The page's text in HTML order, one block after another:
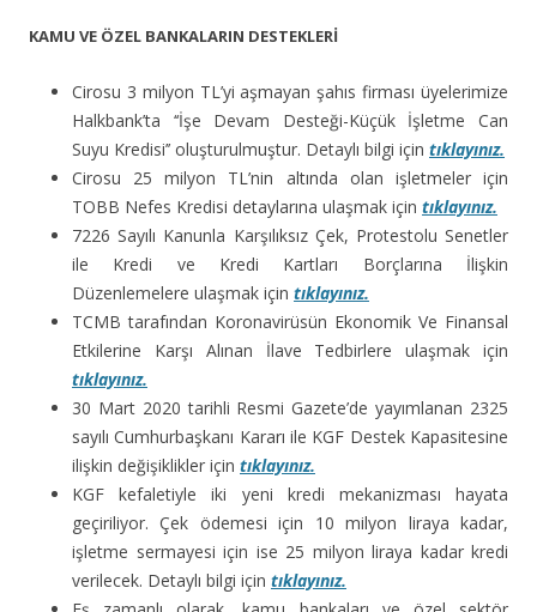
KAMU VE ÖZEL BANKALARIN DESTEKLERİ
Cirosu 3 milyon TL’yi aşmayan şahıs firması üyelerimize
Halkbank’ta ‘‘İşe Devam Desteği-Küçük İşletme Can
Suyu Kredisi’’ oluşturulmuştur. Detaylı bilgi için tıklayınız.
Cirosu 25 milyon TL’nin altında olan işletmeler için
TOBB Nefes Kredisi detaylarına ulaşmak için tıklayınız.
7226 Sayılı Kanunla Karşılıksız Çek, Protestolu Senetler
ile Kredi ve Kredi Kartları Borçlarına İlişkin
Düzenlemelere ulaşmak için tıklayınız.
TCMB tarafından Koronavirüsün Ekonomik Ve Finansal
Etkilerine Karşı Alınan İlave Tedbirlere ulaşmak için
tıklayınız.
30 Mart 2020 tarihli Resmi Gazete’de yayımlanan 2325
sayılı Cumhurbaşkanı Kararı ile KGF Destek Kapasitesine
ilişkin değişiklikler için tıklayınız.
KGF kefaletiyle iki yeni kredi mekanizması hayata
geçiriliyor. Çek ödemesi için 10 milyon liraya kadar,
işletme sermayesi için ise 25 milyon liraya kadar kredi
verilecek. Detaylı bilgi için tıklayınız.